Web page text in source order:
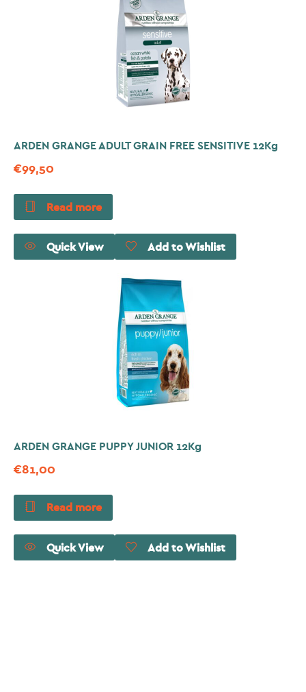
ARDEN GRANGE ADULT GRAIN FREE SENSITIVE 12Kg
€99,50
Read more
Quick View Add to Wishlist
ARDEN GRANGE PUPPY JUNIOR 12Kg
€81,00
Read more
Quick View Add to Wishlist